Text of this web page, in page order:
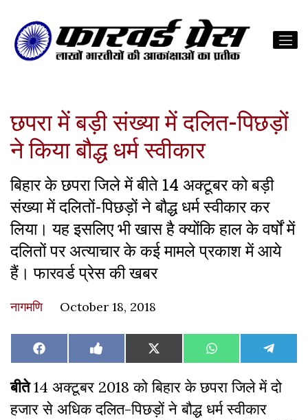
छपरा में बड़ी संख्या में दलित-पिछड़ों
ने किया बौद्ध धर्म स्वीकार
बिहार के छपरा जिले में बीते 14 अक्टूबर को बड़ी
संख्या में दलितों-पिछड़ों ने बौद्ध धर्म स्वीकार कर
लिया। यह इसलिए भी खास है क्योंकि हाल के वर्षों में
दलितों पर अत्याचार के कई मामले प्रकाश में आये
हैं। फारवर्ड प्रेस की खबर
नागमणि October 18, 2018
Share
on
Facebook Share
on
Like
on
Facebook
Share
on
X
(Twitter)
Share
on
WhatsAppShare
on
बीते14 अक्टूबर 2018 को बिहार के छपरा जिले में दो
हजार से अधिक दलित-पिछड़ों ने बौद्ध धर्म स्वीकार